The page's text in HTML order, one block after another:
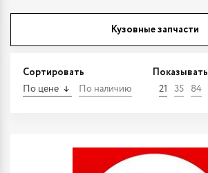
Кузовные запчасти
Сортировать
По цене По наличию
Показывать
21 35 84